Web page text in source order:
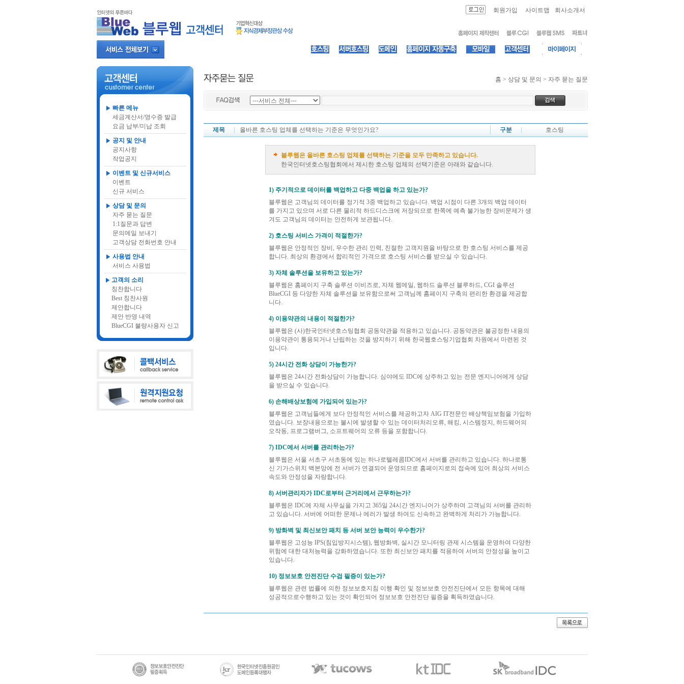
회원가입 사이트맵 회사소개서
빠른 메뉴
세금계산서/영수증 발급
요금 납부/미납 조회
공지 및 안내
공지사항
작업공지
이벤트 및 신규서비스
이벤트
신규 서비스
상담 및 문의
자주 묻는 질문
1:1질문과 답변
문의메일 보내기
고객상담 전화번호 안내
사용법 안내
서비스 사용법
고객의 소리
칭찬합니다
Best 칭찬사원
제안합니다
제안 반영 내역
BlueCGI 불량사용자 신고
홈 > 상담 및 문의 > 자주 묻는 질문
제목 올바른 호스팅 업체를 선택하는 기준은 무엇인가요? 구분 호스팅
블루웹은 올바른 호스팅 업체를 선택하는 기준을 모두 만족하고 있습니다.
한국인터넷호스팅협회에서 제시한 호스팅 업체의 선택기준은 아래와 같습니다.
1) 주기적으로 데이터를 백업하고 다중 백업을 하고 있는가?
블루웹은 고객님의 데이터를 정기적 3중 백업하고 있습니다. 백업 시점이 다른 3개의 백업 데이터
를 가지고 있으며 서로 다른 물리적 하드디스크에 저장되므로 한쪽에 예측 불가능한 장비문제가 생
겨도 고객님의 데이터는 안전하게 보관됩니다.
2) 호스팅 서비스 가격이 적절한가?
블루웹은 안정적인 장비, 우수한 관리 인력, 친절한 고객지원을 바탕으로 한 호스팅 서비스를 제공
합니다. 최상의 환경에서 합리적인 가격으로 호스팅 서비스를 받으실 수 있습니다.
3) 자체 솔루션을 보유하고 있는가?
블루웹은 홈페이지 구축 솔루션 이비즈로, 자체 웹메일, 웹하드 솔루션 블루하드, CGI 솔루션
BlueCGI 등 다양한 자체 솔루션을 보유함으로써 고객님께 홈페이지 구축의 편리한 환경을 제공합
니다.
4) 이용약관의 내용이 적절한가?
블루웹은 (사)한국인터넷호스팅협회 공동약관을 적용하고 있습니다. 공동약관은 불공정한 내용의
이용약관이 통용되거나 난립하는 것을 방지하기 위해 한국웹호스팅기업협회 차원에서 마련된 것
입니다.
5) 24시간 전화 상담이 가능한가?
블루웹은 24시간 전화상담이 가능합니다. 심야에도 IDC에 상주하고 있는 전문 엔지니어에게 상담
을 받으실 수 있습니다.
6) 손해배상보험에 가입되어 있는가?
블루웹은 고객님들에게 보다 안정적인 서비스를 제공하고자 AIG IT전문인 배상책임보험을 가입하
였습니다. 보장내용으로는 불시에 발생할 수 있는 데이터처리오류, 해킹, 시스템정지, 하드웨어의
오작동, 프로그램버그, 소프트웨어의 오류 등을 포함합니다.
7) IDC에서 서버를 관리하는가?
블루웹은 서울 서초구 서초동에 있는 하나로텔레콤IDC에서 서버를 관리하고 있습니다. 하나로통
신 기가스위치 백본망에 전 서버가 연결되어 운영되므로 홈페이지로의 접속에 있어 최상의 서비스
속도와 안정성을 자랑합니다.
8) 서버관리자가 IDC로부터 근거리에서 근무하는가?
블루웹은 IDC에 자체 사무실을 가지고 365일 24시간 엔지니어가 상주하며 고객님의 서버를 관리하
고 있습니다. 서버에 어떠한 문제나 에러가 발생 하여도 신속하고 완벽하게 처리가 가능합니다.
9) 방화벽 및 최신보안 패치 등 서버 보안 능력이 우수한가?
블루웹은 고성능 IPS(침입방지시스템), 웹방화벽, 실시간 모니터링 관제 시스템을 운영하여 다양한
위험에 대한 대처능력을 강화하였습니다. 또한 최신보안 패치를 적용하여 서버의 안정성을 높이고
있습니다.
10) 정보보호 안전진단 수검 필증이 있는가?
블루웹은 관련 법률에 의한 정보보호지침 이행 확인 및 정보보호 안전진단에서 모든 항목에 대해
성공적으로수행하고 있는 것이 확인되어 정보보호 안전진단 필증을 획득하였습니다.